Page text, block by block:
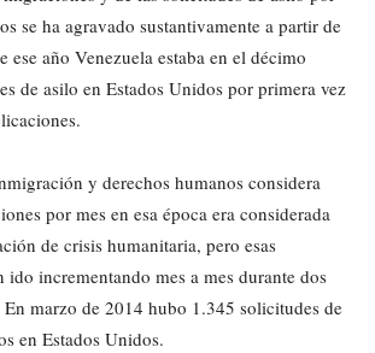
se ha agravado sustantivamente a partir de
ese año Venezuela estaba en el décimo
de asilo en Estados Unidos por primera vez
y derechos humanos considera
por mes en esa época era considerada
de crisis humanitaria, pero esas
ido incrementando mes a mes durante dos
En marzo de 2014 hubo 1.345 solicitudes de
en Estados Unidos.